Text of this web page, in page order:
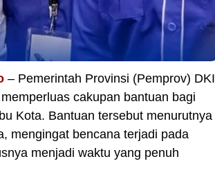
– Pemerintah Provinsi (Pemprov) DKI
cakupan bantuan bagi
Kota. Bantuan tersebut menurutnya
mengingat bencana terjadi pada
menjadi waktu yang penuh